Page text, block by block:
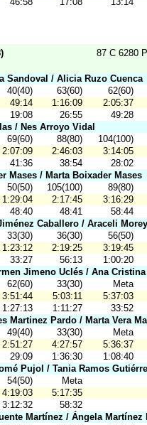
87 C 6280
Sandoval / Alicia Ruzo Cuenca
40(40) 63(60)
62(60)
49:14 1:16:09
2:05:37
19:08 26:55
49:28
/ Nes Arroyo Vidal
69(60) 88(80)
104(100)
2:07:09 2:46:03
3:14:05
41:36 38:54
28:02
Mases / Marta Boixader Mases
50(50) 105(100)
89(80)
1:29:04 2:17:45
3:16:29
48:40 48:41
58:44
Caballero / Araceli
33(30) 36(30)
56(50)
1:23:12 2:19:25
3:19:45
33:27 56:13
1:00:20
Jimeno Uclés / Ana
62(60) 33(30)
Meta
3:51:44 5:03:11
5:37:03
1:27:13 1:11:27
33:52
Martinez Pardo / Marta Vera
49(40) 33(30)
Meta
2:51:27 4:27:57
5:36:37
29:09 1:36:30
1:08:40
Pujol / Tania Ramos
54(50)
Meta
4:19:03
5:17:35
3:12:32
58:32
Martínez / Ángela Martínez